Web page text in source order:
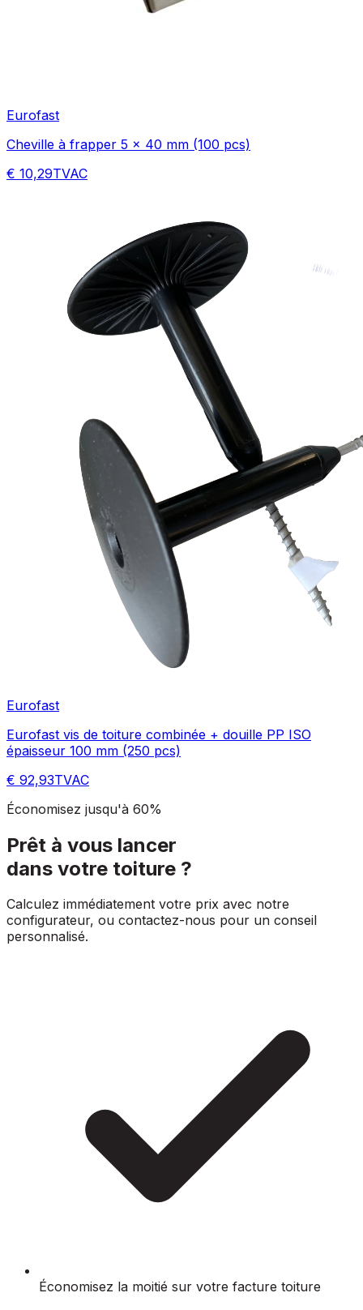
Eurofast
Cheville à frapper 5 x 40 mm (100 pcs)
€ 10,29TVAC
Eurofast
Eurofast vis de toiture combinée + douille PP ISO
épaisseur 100 mm (250 pcs)
€ 92,93TVAC
Économisez jusqu'à 60%
Prêt à vous lancer
dans votre toiture ?
Calculez immédiatement votre prix avec notre
configurateur, ou contactez-nous pour un conseil
personnalisé.
Économisez la moitié sur votre facture toiture